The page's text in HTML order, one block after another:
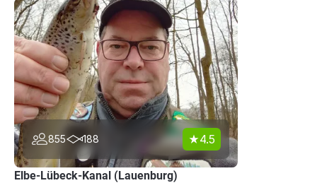
855 188 4.5
Elbe-Lübeck-Kanal (Lauenburg)